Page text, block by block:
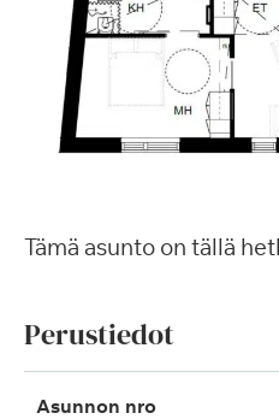
Tämä asunto on tällä
Perustiedot
Asunnon nro